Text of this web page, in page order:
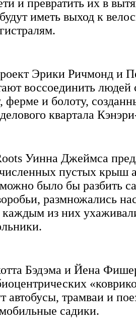
и превратить их в
иметь выход к
Эрики Ричмонд и
воссоединить людей
ферме и болоту,
квартала
Уинна Джеймса
пустых крыш
было бы разбить
размножались
каждым из них
Бэдэма и Йена
автобусы, трамваи и
садики.